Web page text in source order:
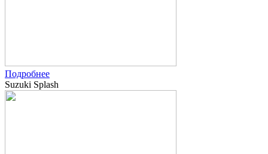
Подробнее
Suzuki Splash